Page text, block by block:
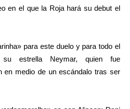
en el que la Roja hará su debut el
para este duelo y para todo el
estrella Neymar, quien fue
en medio de un escándalo tras ser